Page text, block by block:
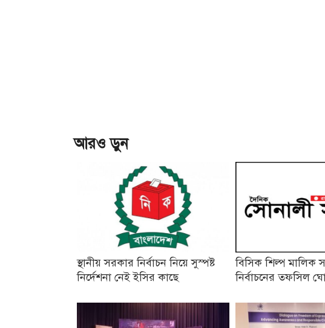
আরও ড়ুন
স্থানীয় সরকার নির্বাচন নিয়ে সুস্পষ্ট
নির্দেশনা নেই ইসির কাছে
বিসিক শিল্প মালিক
নির্বাচনের তফসিল